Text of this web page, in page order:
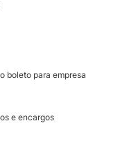
boleto para empresa
e encargos